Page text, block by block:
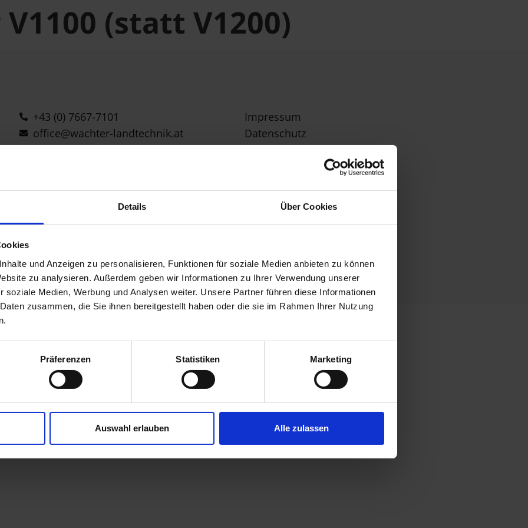
Details Über Cookies
und Anzeigen zu personalisieren, Funktionen für soziale Medien anbieten zu können
zu analysieren. Außerdem geben wir Informationen zu Ihrer Verwendung unserer
soziale Medien, Werbung und Analysen weiter. Unsere Partner führen diese Informationen
zusammen, die Sie ihnen bereitgestellt haben oder die sie im Rahmen Ihrer Nutzung
Präferenzen Statistiken Marketing
Auswahl erlauben Alle zulassen
(statt V1200)
+43 (0) 7667-7101
office@wachter-landtechnik.at
Facebook
Impressum
Datenschutz
Fahrzeug Notdienst